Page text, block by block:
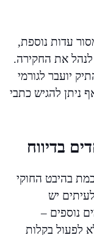
עדות נוספת,
לנהל את החקירה.
יועבר לגורמי
ניתן להגיש כתבי
בדיווח
בהיבט החוקי
יש
נוספים –
לפעול בקלות